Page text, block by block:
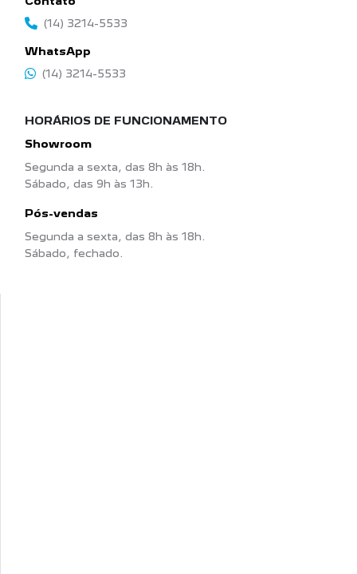
(14) 3214-5533
WhatsApp
(14) 3214-5533
HORÁRIOS DE FUNCIONAMENTO
Showroom
Segunda a sexta, das 8h às 18h.
Sábado, das 9h às 13h.
Pós-vendas
Segunda a sexta, das 8h às 18h.
Sábado, fechado.